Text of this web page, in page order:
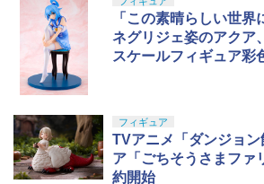
「この素晴らしい世界
ネグリジェ姿のアクア
スケールフィギュア彩
フィギュア
TVアニメ「ダンジョ
ア「ごちそうさまファ
約開始